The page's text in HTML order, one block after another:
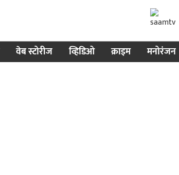
वेब स्टोरीज व्हिडिओ क्राइम मनोरंजन